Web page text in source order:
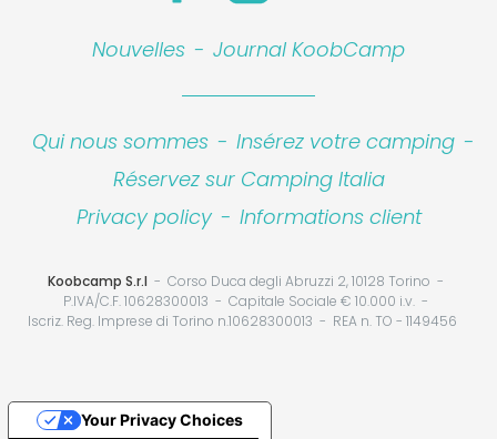
Nouvelles - Journal KoobCamp
Qui nous sommes - Insérez votre camping -
Réservez sur Camping Italia
Privacy policy - Informations client
Koobcamp S.r.l
Corso Duca degli Abruzzi 2, 10128 Torino
P.IVA/C.F. 10628300013
Capitale Sociale € 10.000 i.v.
Iscriz. Reg. Imprese di Torino n.10628300013
REA n. TO - 1149456
Your Privacy Choices